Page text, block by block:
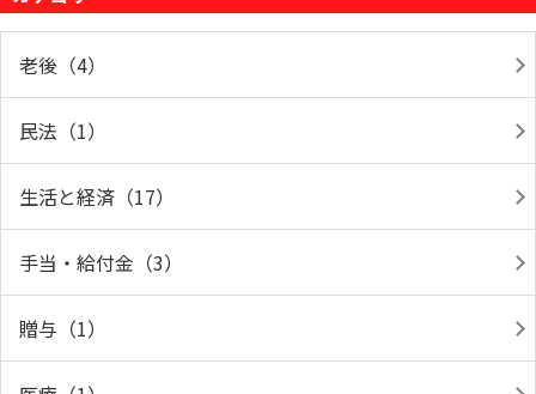
老後（4）
民法（1）
生活と経済（17）
手当・給付金（3）
贈与（1）